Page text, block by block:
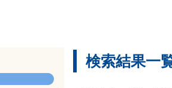
検索結果一